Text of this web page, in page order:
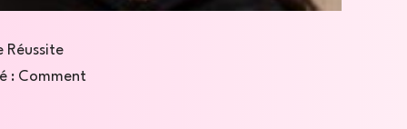
Réussite
: Comment